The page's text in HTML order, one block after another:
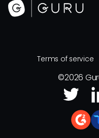
Terms of service
©2026